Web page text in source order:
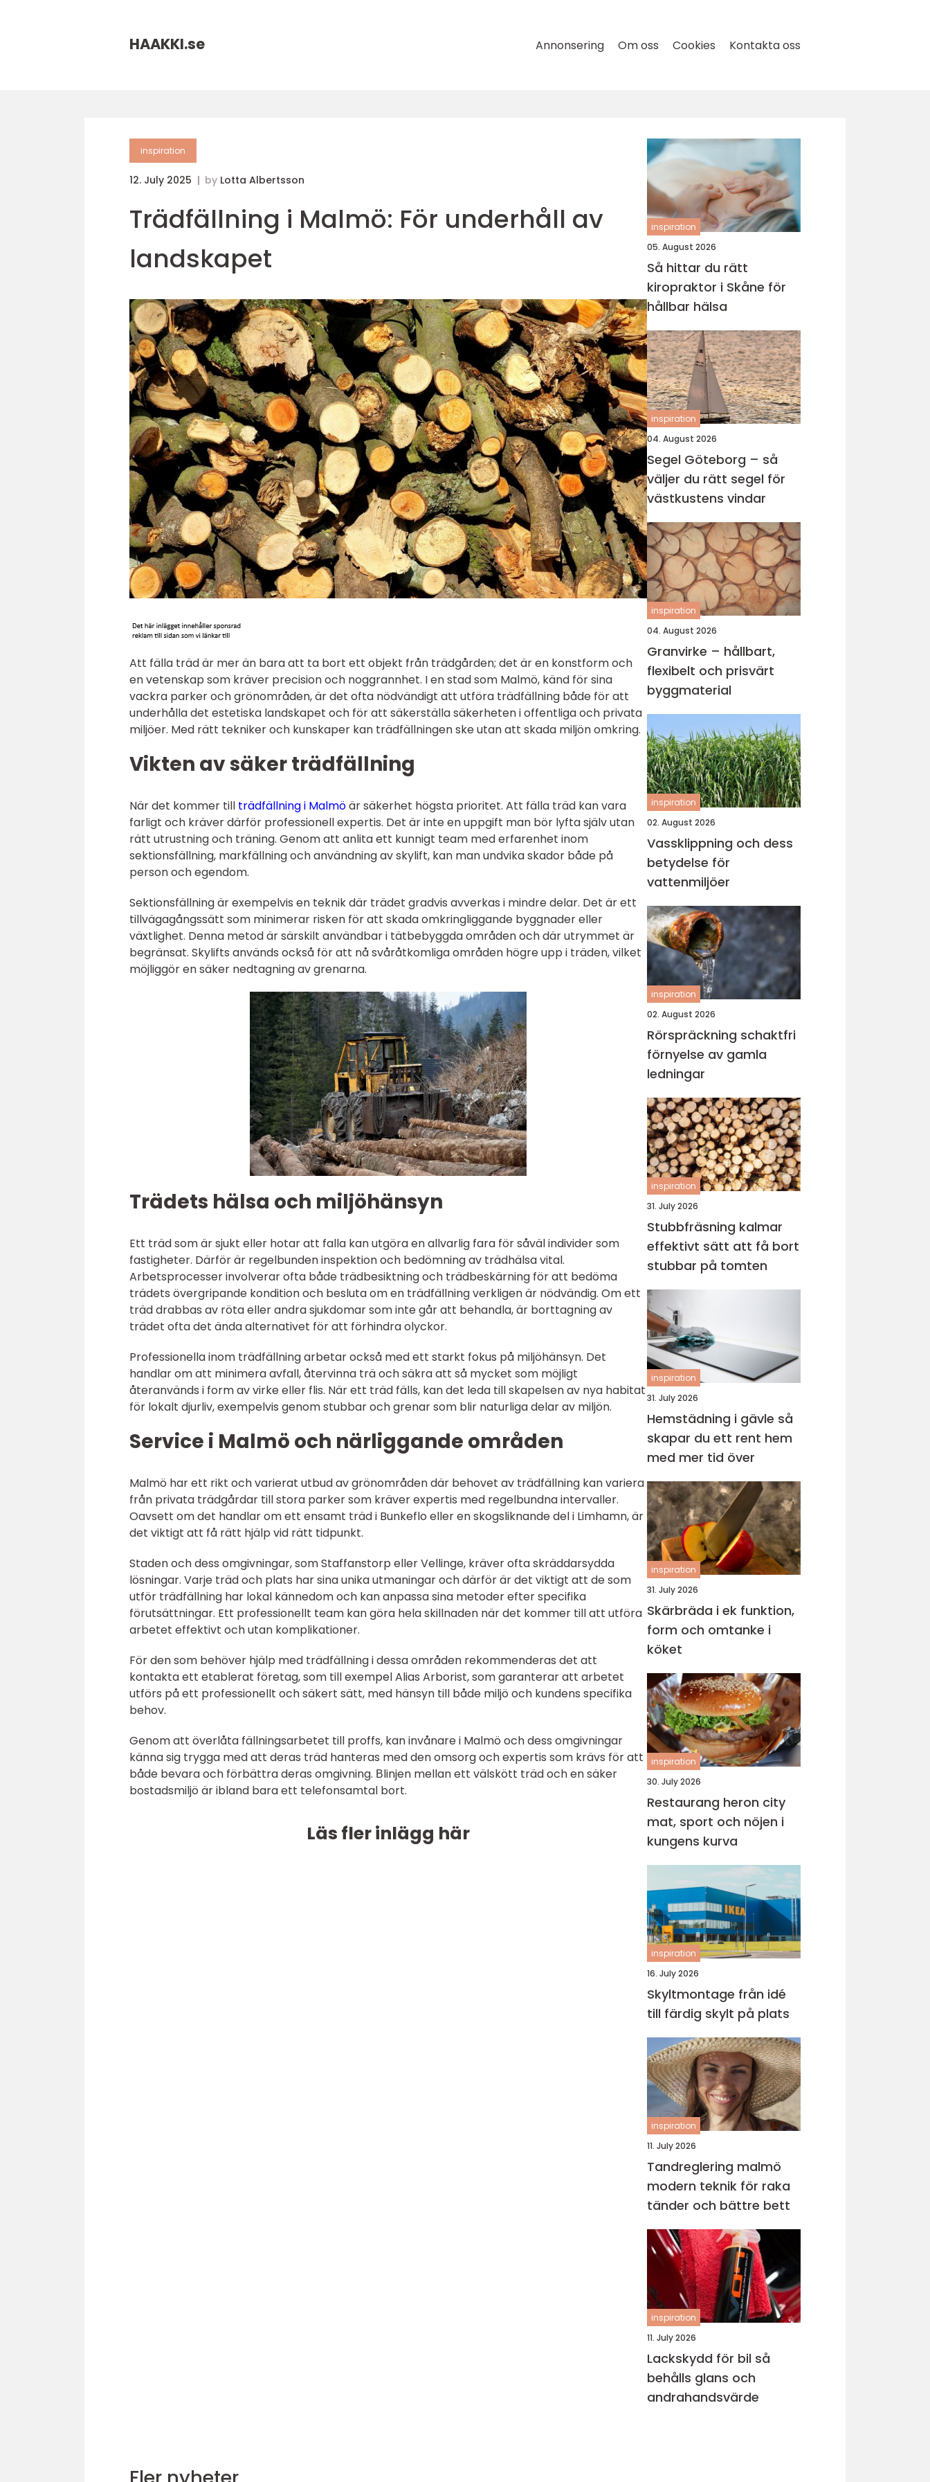
HAAKKI.se Annonsering Om oss Cookies Kontakta oss
inspiration
12. July 2025 by Lotta Albertsson
Trädfällning i Malmö: För underhåll av
landskapet
Att fälla träd är mer än bara att ta bort ett objekt från trädgården; det är en konstform och
en vetenskap som kräver precision och noggrannhet. I en stad som Malmö, känd för sina
vackra parker och grönområden, är det ofta nödvändigt att utföra trädfällning både för att
underhålla det estetiska landskapet och för att säkerställa säkerheten i offentliga och privata
miljöer. Med rätt tekniker och kunskaper kan trädfällningen ske utan att skada miljön omkring.
Vikten av säker trädfällning
När det kommer till trädfällning i Malmöär säkerhet högsta prioritet. Att fälla träd kan vara
farligt och kräver därför professionell expertis. Det är inte en uppgift man bör lyfta själv utan
rätt utrustning och träning. Genom att anlita ett kunnigt team med erfarenhet inom
sektionsfällning, markfällning och användning av skylift, kan man undvika skador både på
person och egendom.
Sektionsfällning är exempelvis en teknik där trädet gradvis avverkas i mindre delar. Det är ett
tillvägagångssätt som minimerar risken för att skada omkringliggande byggnader eller
växtlighet. Denna metod är särskilt användbar i tätbebyggda områden och där utrymmet är
begränsat. Skylifts används också för att nå svåråtkomliga områden högre upp i träden, vilket
möjliggör en säker nedtagning av grenarna.
Trädets hälsa och miljöhänsyn
Ett träd som är sjukt eller hotar att falla kan utgöra en allvarlig fara för såväl individer som
fastigheter. Därför är regelbunden inspektion och bedömning av trädhälsa vital.
Arbetsprocesser involverar ofta både trädbesiktning och trädbeskärning för att bedöma
trädets övergripande kondition och besluta om en trädfällning verkligen är nödvändig. Om ett
träd drabbas av röta eller andra sjukdomar som inte går att behandla, är borttagning av
trädet ofta det ända alternativet för att förhindra olyckor.
Professionella inom trädfällning arbetar också med ett starkt fokus på miljöhänsyn. Det
handlar om att minimera avfall, återvinna trä och säkra att så mycket som möjligt
återanvänds i form av virke eller flis. När ett träd fälls, kan det leda till skapelsen av nya habitat
för lokalt djurliv, exempelvis genom stubbar och grenar som blir naturliga delar av miljön.
Service i Malmö och närliggande områden
Malmö har ett rikt och varierat utbud av grönområden där behovet av trädfällning kan variera
från privata trädgårdar till stora parker som kräver expertis med regelbundna intervaller.
Oavsett om det handlar om ett ensamt träd i Bunkeflo eller en skogsliknande del i Limhamn, är
det viktigt att få rätt hjälp vid rätt tidpunkt.
Staden och dess omgivningar, som Staffanstorp eller Vellinge, kräver ofta skräddarsydda
lösningar. Varje träd och plats har sina unika utmaningar och därför är det viktigt att de som
utför trädfällning har lokal kännedom och kan anpassa sina metoder efter specifika
förutsättningar. Ett professionellt team kan göra hela skillnaden när det kommer till att utföra
arbetet effektivt och utan komplikationer.
För den som behöver hjälp med trädfällning i dessa områden rekommenderas det att
kontakta ett etablerat företag, som till exempel Alias Arborist, som garanterar att arbetet
utförs på ett professionellt och säkert sätt, med hänsyn till både miljö och kundens specifika
behov.
Genom att överlåta fällningsarbetet till proffs, kan invånare i Malmö och dess omgivningar
känna sig trygga med att deras träd hanteras med den omsorg och expertis som krävs för att
både bevara och förbättra deras omgivning. Вlinjen mellan ett välskött träd och en säker
bostadsmiljö är ibland bara ett telefonsamtal bort.
Läs fler inlägg här
inspiration
05. August 2026
Så hittar du rätt
kiropraktor i Skåne för
hållbar hälsa
inspiration
04. August 2026
Segel Göteborg – så
väljer du rätt segel för
västkustens vindar
inspiration
04. August 2026
Granvirke – hållbart,
flexibelt och prisvärt
byggmaterial
inspiration
02. August 2026
Vassklippning och dess
betydelse för
vattenmiljöer
inspiration
02. August 2026
Rörspräckning schaktfri
förnyelse av gamla
ledningar
inspiration
31. July 2026
Stubbfräsning kalmar
effektivt sätt att få bort
stubbar på tomten
inspiration
31. July 2026
Hemstädning i gävle så
skapar du ett rent hem
med mer tid över
inspiration
31. July 2026
Skärbräda i ek funktion,
form och omtanke i
köket
inspiration
30. July 2026
Restaurang heron city
mat, sport och nöjen i
kungens kurva
inspiration
16. July 2026
Skyltmontage från idé
till färdig skylt på plats
inspiration
11. July 2026
Tandreglering malmö
modern teknik för raka
tänder och bättre bett
inspiration
11. July 2026
Lackskydd för bil så
behålls glans och
andrahandsvärde